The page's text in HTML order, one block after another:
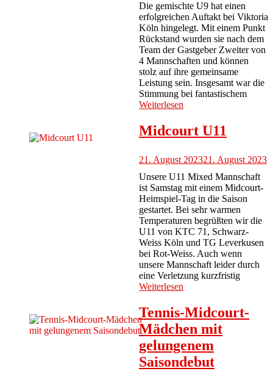
Die gemischte U9 hat einen
erfolgreichen Auftakt bei Viktoria
Köln hingelegt. Mit einem Punkt
Rückstand wurden sie nach dem
Team der Gastgeber Zweiter von
4 Mannschaften und können
stolz auf ihre gemeinsame
Leistung sein. Insgesamt war die
Stimmung bei fantastischem
Weiterlesen
Midcourt U11
21. August 202321. August 2023
Unsere U11 Mixed Mannschaft
ist Samstag mit einem Midcourt-
Heimspiel-Tag in die Saison
gestartet. Bei sehr warmen
Temperaturen begrüßten wir die
U11 von KTC 71, Schwarz-
Weiss Köln und TG Leverkusen
bei Rot-Weiss. Auch wenn
unsere Mannschaft leider durch
eine Verletzung kurzfristig
Weiterlesen
Tennis-Midcourt-
Mädchen mit
gelungenem
Saisondebut